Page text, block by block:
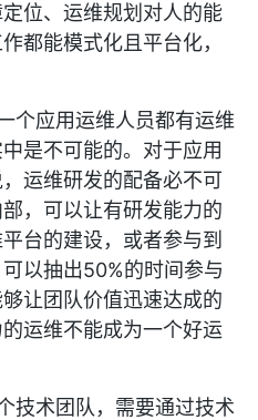
位、运维规划对人的能
都能模式化且平台化，
个应用运维人员都有运维
是不可能的。对于应用
运维研发的配备必不可
，可以让有研发能力的
台的建设，或者参与到
以抽出50%的时间参与
让团队价值迅速达成的
运维不能成为一个好运
技术团队，需要通过技术